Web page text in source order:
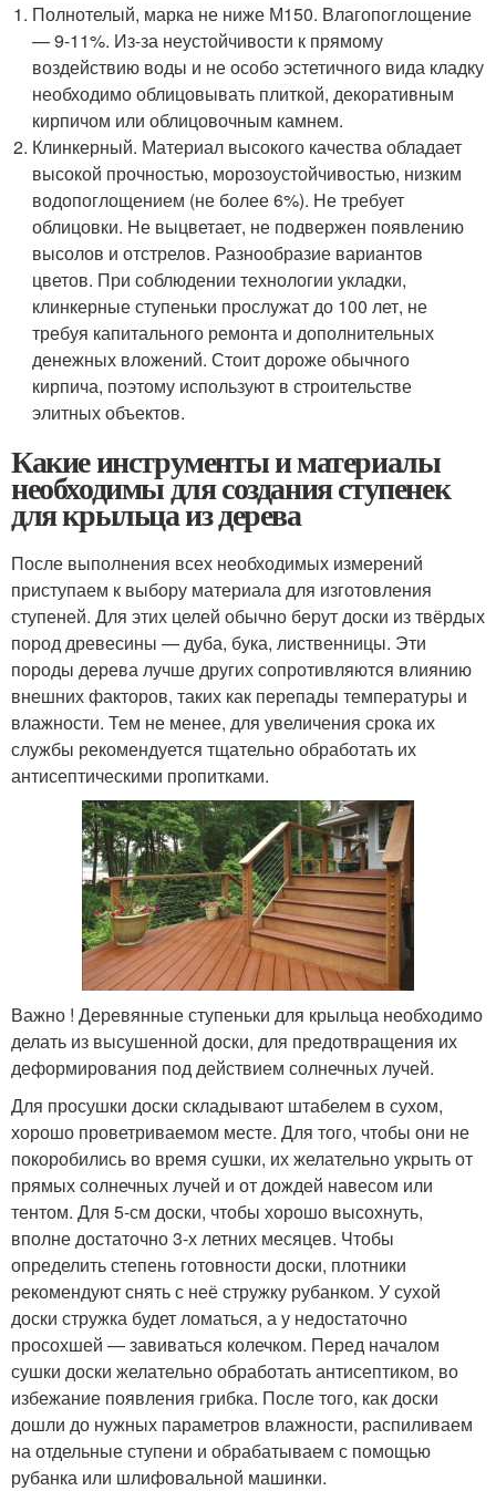
Полнотелый, марка не ниже М150. Влагопоглощение
— 9-11%. Из-за неустойчивости к прямому
воздействию воды и не особо эстетичного вида кладку
необходимо облицовывать плиткой, декоративным
кирпичом или облицовочным камнем.
Клинкерный. Материал высокого качества обладает
высокой прочностью, морозоустойчивостью, низким
водопоглощением (не более 6%). Не требует
облицовки. Не выцветает, не подвержен появлению
высолов и отстрелов. Разнообразие вариантов
цветов. При соблюдении технологии укладки,
клинкерные ступеньки прослужат до 100 лет, не
требуя капитального ремонта и дополнительных
денежных вложений. Стоит дороже обычного
кирпича, поэтому используют в строительстве
элитных объектов.
Какие инструменты и материалы
необходимы для создания ступенек
для крыльца из дерева
После выполнения всех необходимых измерений
приступаем к выбору материала для изготовления
ступеней. Для этих целей обычно берут доски из твёрдых
пород древесины — дуба, бука, лиственницы. Эти
породы дерева лучше других сопротивляются влиянию
внешних факторов, таких как перепады температуры и
влажности. Тем не менее, для увеличения срока их
службы рекомендуется тщательно обработать их
антисептическими пропитками.
Важно ! Деревянные ступеньки для крыльца необходимо
делать из высушенной доски, для предотвращения их
деформирования под действием солнечных лучей.
Для просушки доски складывают штабелем в сухом,
хорошо проветриваемом месте. Для того, чтобы они не
покоробились во время сушки, их желательно укрыть от
прямых солнечных лучей и от дождей навесом или
тентом. Для 5-см доски, чтобы хорошо высохнуть,
вполне достаточно 3-х летних месяцев. Чтобы
определить степень готовности доски, плотники
рекомендуют снять с неё стружку рубанком. У сухой
доски стружка будет ломаться, а у недостаточно
просохшей — завиваться колечком. Перед началом
сушки доски желательно обработать антисептиком, во
избежание появления грибка. После того, как доски
дошли до нужных параметров влажности, распиливаем
на отдельные ступени и обрабатываем с помощью
рубанка или шлифовальной машинки.